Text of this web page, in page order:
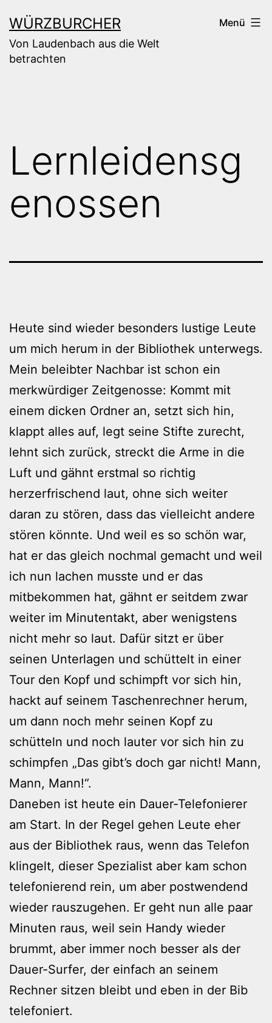
Inhalt
springen
WÜRZBURCHER
Von Laudenbach aus die Welt
betrachten
Menü
Lernleidensg
enossen
Heute sind wieder besonders lustige Leute
um mich herum in der Bibliothek unterwegs.
Mein beleibter Nachbar ist schon ein
merkwürdiger Zeitgenosse: Kommt mit
einem dicken Ordner an, setzt sich hin,
klappt alles auf, legt seine Stifte zurecht,
lehnt sich zurück, streckt die Arme in die
Luft und gähnt erstmal so richtig
herzerfrischend laut, ohne sich weiter
daran zu stören, dass das vielleicht andere
stören könnte. Und weil es so schön war,
hat er das gleich nochmal gemacht und weil
ich nun lachen musste und er das
mitbekommen hat, gähnt er seitdem zwar
weiter im Minutentakt, aber wenigstens
nicht mehr so laut. Dafür sitzt er über
seinen Unterlagen und schüttelt in einer
Tour den Kopf und schimpft vor sich hin,
hackt auf seinem Taschenrechner herum,
um dann noch mehr seinen Kopf zu
schütteln und noch lauter vor sich hin zu
schimpfen „Das gibt’s doch gar nicht! Mann,
Mann, Mann!“.
Daneben ist heute ein Dauer-Telefonierer
am Start. In der Regel gehen Leute eher
aus der Bibliothek raus, wenn das Telefon
klingelt, dieser Spezialist aber kam schon
telefonierend rein, um aber postwendend
wieder rauszugehen. Er geht nun alle paar
Minuten raus, weil sein Handy wieder
brummt, aber immer noch besser als der
Dauer-Surfer, der einfach an seinem
Rechner sitzen bleibt und eben in der Bib
telefoniert.